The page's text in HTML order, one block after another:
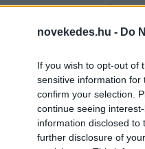
novekedes.hu - Do
If you wish to opt-out of
sensitive information
confirm your selection.
continue seeing
information disclosed
further disclosure of
szeptember
ösztöndíjat
– hangsúlyozta
A szakképzés a